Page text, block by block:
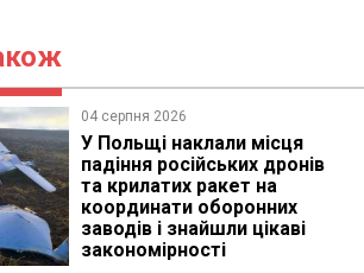
04 серпня 2026
У Польщі наклали місця
падіння російських дронів
та крилатих ракет на
координати оборонних
заводів і знайшли цікаві
закономірності